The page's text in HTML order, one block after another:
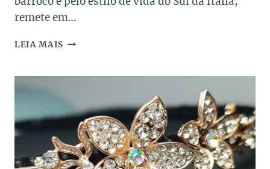
remete em…
LEIA MAIS DOLCE
O
ESTILO
VIDA
ITALIANO